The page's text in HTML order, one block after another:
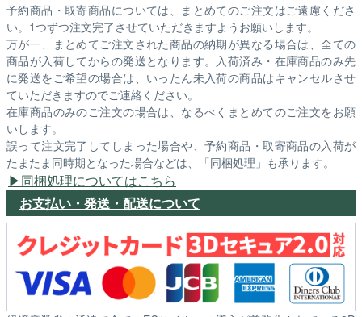
予約商品・取寄商品については、まとめてのご注文はご遠慮くださ
い。1つずつ注文完了させていただきますようお願いします。
万が一、まとめてご注文された商品の納期が異なる場合は、全ての
商品が入荷してからの発送となります。入荷済み・在庫商品のみ先
に発送をご希望の場合は、いったん未入荷の商品はキャンセルさせ
ていただきますのでご連絡ください。
在庫商品のみのご注文の場合は、なるべくまとめてのご注文をお願
いします。
誤って注文完了してしまった場合や、予約商品・取寄商品の入荷が
たまたま同時期となった場合などは、「同梱処理」も承ります。
同梱処理についてはこちら
お支払い・発送・配送について